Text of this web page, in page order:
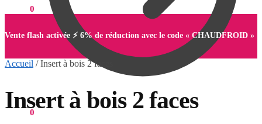
0
0
Vente flash activée ⚡ 6% de réduction avec le code « CHAUDFROID »
Accueil /Insert à bois 2 faces
Insert à bois 2 faces